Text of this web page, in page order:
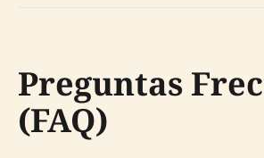
Preguntas
(FAQ)